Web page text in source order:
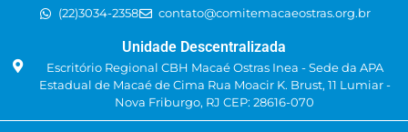
(22)3034-2358
contato@comitemacaeostras.org.br
Unidade Descentralizada
Escritório Regional CBH Macaé Ostras Inea - Sede da APA
Estadual de Macaé de Cima Rua Moacir K. Brust, 11 Lumiar -
Nova Friburgo, RJ CEP: 28616-070